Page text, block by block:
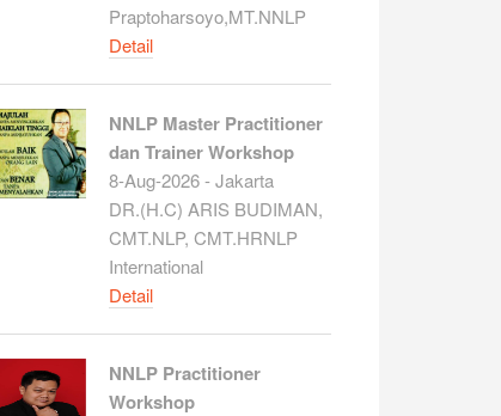
Praptoharsoyo,MT.NNLP
Detail
NNLP Master Practitioner
dan Trainer Workshop
8-Aug-2026 - Jakarta
DR.(H.C) ARIS BUDIMAN,
CMT.NLP, CMT.HRNLP
International
Detail
NNLP Practitioner
Workshop